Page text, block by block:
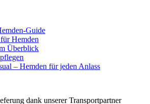
Guide
Hemden
Überblick
– Hemden für jeden Anlass
dank unserer Transportpartner